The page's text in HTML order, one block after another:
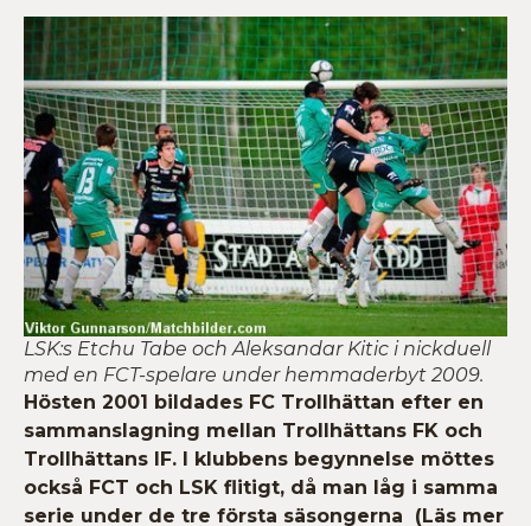
LSK:s Etchu Tabe och Aleksandar Kitic i nickduell
med en FCT-spelare under hemmaderbyt 2009.
Hösten 2001 bildades FC Trollhättan efter en
sammanslagning mellan Trollhättans FK och
Trollhättans IF. I klubbens begynnelse möttes
också FCT och LSK flitigt, då man låg i samma
serie under de tre första säsongerna (Läs mer